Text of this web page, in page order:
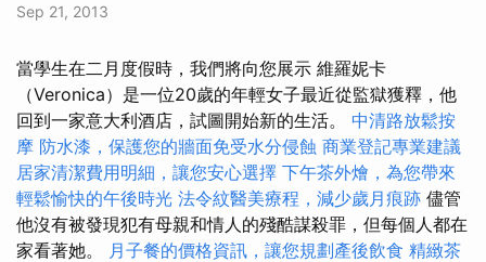
Sep 21, 2013
當學生在二月度假時，我們將向您展示 維羅妮卡
（Veronica）是一位20歲的年輕女子最近從監獄獲釋，他
回到一家意大利酒店，試圖開始新的生活。 中清路放鬆按
摩 防水漆，保護您的牆面免受水分侵蝕 商業登記專業建議
居家清潔費用明細，讓您安心選擇 下午茶外燴，為您帶來
輕鬆愉快的午後時光 法令紋醫美療程，減少歲月痕跡 儘管
他沒有被發現犯有母親和情人的殘酷謀殺罪，但每個人都在
家看著她。 月子餐的價格資訊，讓您規劃產後飲食 精緻茶